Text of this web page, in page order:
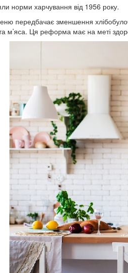
норми харчування від 1956 року.
передбачає зменшення
м’яса. Ця реформа має на меті